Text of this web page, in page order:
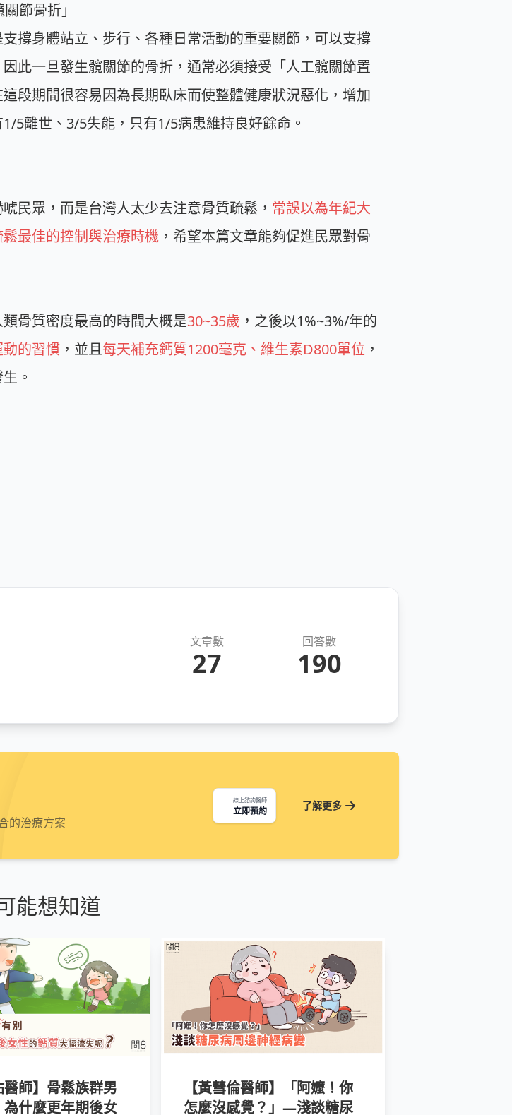
節骨折」
撐身體站立、步行、各種日常活動的重要關節，可以支撐
此一旦發生髖關節的骨折，通常必須接受「人工髖關節置
段期間很容易因為長期臥床而使整體健康狀況惡化，增加
5離世、3/5失能，只有1/5病患維持良好餘命。
民眾，而是台灣人太少去注意骨質疏鬆， 常誤以為年紀大
最佳的控制與治療時機 ，希望本篇文章能夠促進民眾對骨
骨質密度最高的時間大概是30~35歲 ，之後以1%~3%/年的
的習慣 ，並且每天補充鈣質1200毫克、維生素D800單位 ，
。
文章數
27
回答數
190
的治療方案
線上諮詢醫師
立即預約 了解更多
能想知道
醫師】骨鬆族群男
為什麼更年期後女
【黃彗倫醫師】「阿嬤！你
怎麼沒感覺？」—淺談糖尿